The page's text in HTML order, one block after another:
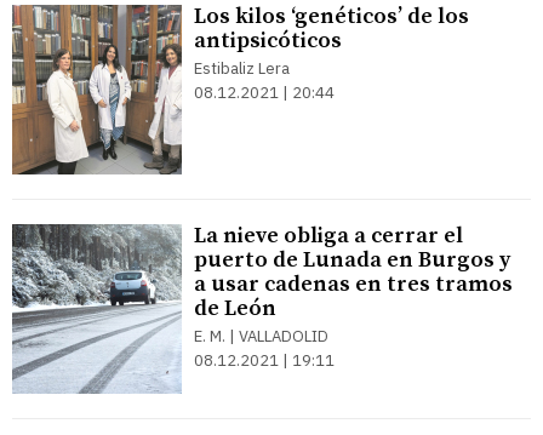
Los kilos ‘genéticos’ de los
antipsicóticos
Estibaliz Lera
08.12.2021 | 20:44
La nieve obliga a cerrar el
puerto de Lunada en Burgos y
a usar cadenas en tres tramos
de León
E. M. | VALLADOLID
08.12.2021 | 19:11